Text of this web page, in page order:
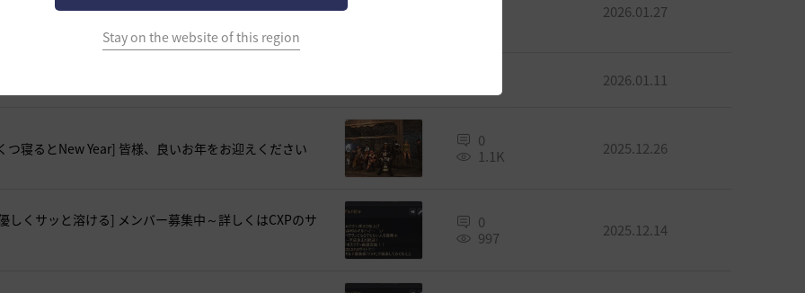
Stay on the website of this region
#初心者大歓迎 #ギルドボス全種 #黒い祠 #情報共有 2026.01.27
2026.01.11
寝るとNew Year] 皆様、良いお年をお迎えください
0
1.1K
2025.12.26
くサッと溶ける] メンバー募集中～詳しくはCXPのサ
0
997
2025.12.14